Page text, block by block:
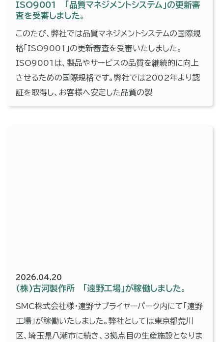
ISO9001 「品質マネジメントシステム」の更新審
査を受審しました。
このたび、弊社では品質マネジメントシステムの国際規
格「ISO9001」の更新審査を受審いたしました。
ISO9001は、製品やサービスの品質を継続的に向上
させるための国際規格です。弊社では2002年より認
証を取得し、お客様へ安定した品質の製
2026.04.20
(株)古河製作所 「遠野工場」が稼働しました。
SMC株式会社様・遠野サプライヤーパーク内にて「遠野
工場」が稼働いたしました。弊社としては東京都荒川
区、埼玉県八潮市に続き、3拠点目の生産施設となりま